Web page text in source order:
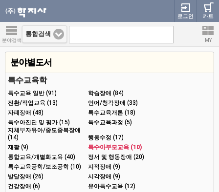
카트
로그인
분야검색 MY
통합검색
분야별도서
특수교육학
특수교육 일반 (91)
학습장애 (84)
전환/직업교육 (13)
언어/청각장애 (33)
자폐장애 (48)
특수교육개론 (18)
특수아진단 및 평가 (15)
특수교육과정 (5)
지체부자유아/중도중복장애
(14)
행동수정 (17)
재활 (9)
특수아부모교육 (10)
통합교육/개별화교육 (40)
정서 및 행동장애 (20)
특수교육공학/보조공학 (10)
지적장애 (9)
발달장애 (26)
시각장애 (9)
건강장애 (6)
유아특수교육 (12)